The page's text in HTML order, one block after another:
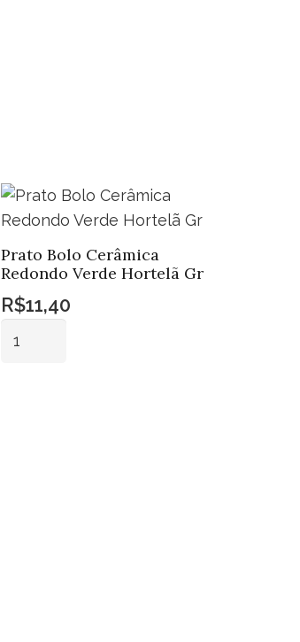
Prato Bolo Cerâmica
Redondo Verde Hortelã Gr
R$11,40